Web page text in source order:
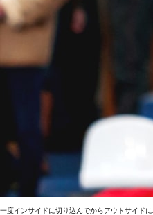
一度インサイドに切り込んでからアウトサイド